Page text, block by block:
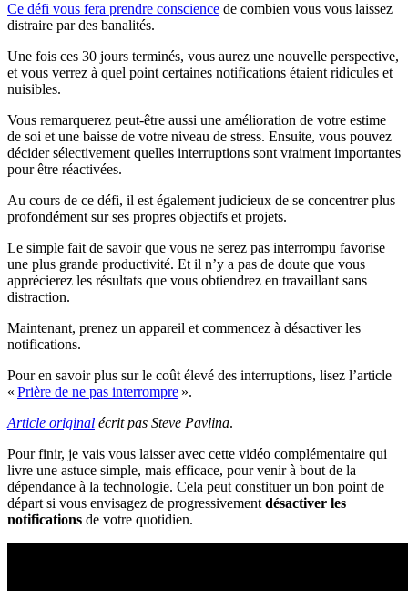
Ce défi vous fera prendre conscience de combien vous vous laissez
distraire par des banalités.
Une fois ces 30 jours terminés, vous aurez une nouvelle perspective,
et vous verrez à quel point certaines notifications étaient ridicules et
nuisibles.
Vous remarquerez peut-être aussi une amélioration de votre estime
de soi et une baisse de votre niveau de stress. Ensuite, vous pouvez
décider sélectivement quelles interruptions sont vraiment importantes
pour être réactivées.
Au cours de ce défi, il est également judicieux de se concentrer plus
profondément sur ses propres objectifs et projets.
Le simple fait de savoir que vous ne serez pas interrompu favorise
une plus grande productivité. Et il n’y a pas de doute que vous
apprécierez les résultats que vous obtiendrez en travaillant sans
distraction.
Maintenant, prenez un appareil et commencez à désactiver les
notifications.
Pour en savoir plus sur le coût élevé des interruptions, lisez l’article
« Prière de ne pas interrompre ».
Article original écrit pas Steve Pavlina.
Pour finir, je vais vous laisser avec cette vidéo complémentaire qui
livre une astuce simple, mais efficace, pour venir à bout de la
dépendance à la technologie. Cela peut constituer un bon point de
départ si vous envisagez de progressivement désactiver les
notifications de votre quotidien.